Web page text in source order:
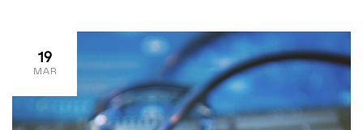
19
MAR